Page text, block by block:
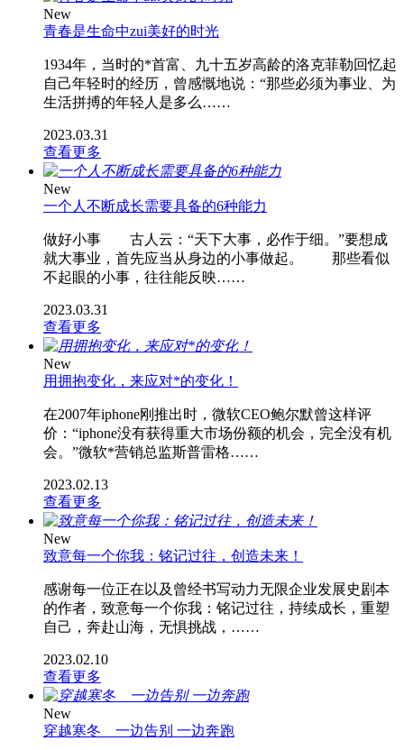
New
青春是生命中zui美好的时光
1934年，当时的*首富、九十五岁高龄的洛克菲勒回忆起
自己年轻时的经历，曾感慨地说：“那些必须为事业、为
生活拼搏的年轻人是多么……
2023.03.31
查看更多
New
一个人不断成长需要具备的6种能力
做好小事 古人云：“天下大事，必作于细。”要想成
就大事业，首先应当从身边的小事做起。 那些看似
不起眼的小事，往往能反映……
2023.03.31
查看更多
New
用拥抱变化，来应对*的变化！
在2007年iphone刚推出时，微软CEO鲍尔默曾这样评
价：“iphone没有获得重大市场份额的机会，完全没有机
会。”微软*营销总监斯普雷格……
2023.02.13
查看更多
New
致意每一个你我：铭记过往，创造未来！
感谢每一位正在以及曾经书写动力无限企业发展史剧本
的作者，致意每一个你我：铭记过往，持续成长，重塑
自己，奔赴山海，无惧挑战，……
2023.02.10
查看更多
New
穿越寒冬 一边告别 一边奔跑